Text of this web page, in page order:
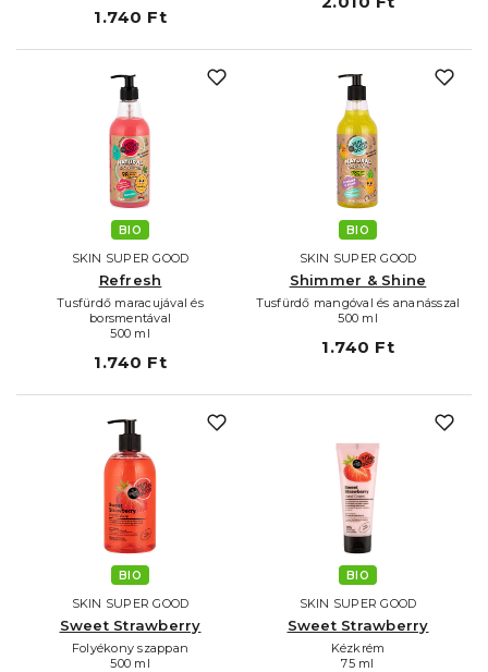
1.740 Ft
BIO
SKIN SUPER GOOD
Refresh
Tusfürdő maracujával és
borsmentával
500 ml
1.740 Ft
BIO
SKIN SUPER GOOD
Shimmer & Shine
Tusfürdő mangóval és ananásszal
500 ml
1.740 Ft
BIO
SKIN SUPER GOOD
Sweet Strawberry
Folyékony szappan
500 ml
BIO
SKIN SUPER GOOD
Sweet Strawberry
Kézkrém
75 ml